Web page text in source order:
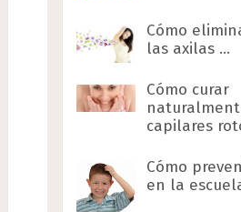
Cómo
las axilas …
Cómo curar
capilares
Cómo
en la